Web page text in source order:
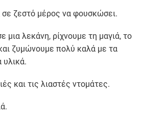
ζεστό μέρος να φουσκώσει.
μια λεκάνη, ρίχνουμε τη μαγιά, το
ζυμώνουμε πολύ καλά με τα
υλικά.
και τις λιαστές ντομάτες.